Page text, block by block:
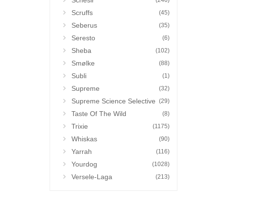
Scruffs (45)
Seberus (35)
Seresto (6)
Sheba (102)
Smølke (88)
Subli (1)
Supreme (32)
Supreme Science Selective (29)
Taste Of The Wild (8)
Trixie (1175)
Whiskas (90)
Yarrah (116)
Yourdog (1028)
Versele-Laga (213)